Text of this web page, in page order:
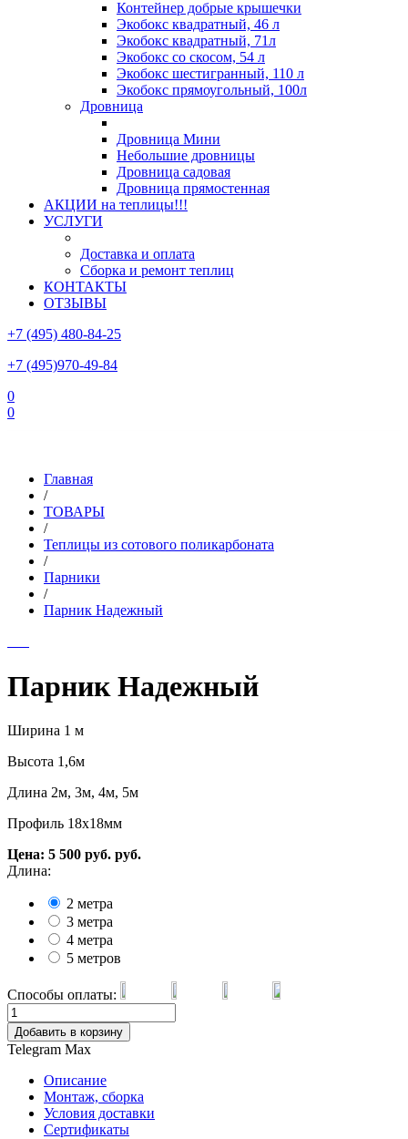
Контейнер добрые крышечки
Экобокс квадратный, 46 л
Экобокс квадратный, 71л
Экобокс со скосом, 54 л
Экобокс шестигранный, 110 л
Экобокс прямоугольный, 100л
Дровница
Дровница Мини
Небольшие дровницы
Дровница садовая
Дровница прямостенная
АКЦИИ на теплицы!!!
УСЛУГИ
Доставка и оплата
Сборка и ремонт теплиц
КОНТАКТЫ
ОТЗЫВЫ
+7 (495) 480-84-25
+7 (495)970-49-84
0
0
Главная
/
ТОВАРЫ
/
Теплицы из сотового поликарбоната
/
Парники
/
Парник Надежный
Парник Надежный
Ширина 1 м
Высота 1,6м
Длина 2м, 3м, 4м, 5м
Профиль 18х18мм
Цена: 5 500 руб. руб.
Длина:
2 метра
3 метра
4 метра
5 метров
Способы оплаты:
Добавить в корзину
Telegram Max
Описание
Монтаж, сборка
Условия доставки
Сертификаты